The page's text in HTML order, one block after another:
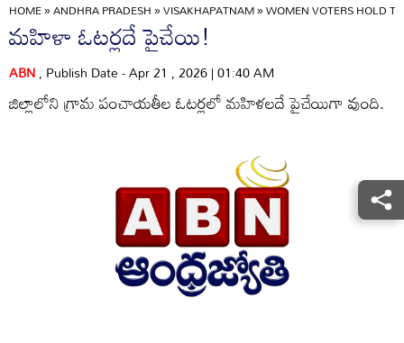
HOME»ANDHRA PRADESH»VISAKHAPATNAM»WOMEN VOTERS HOLD
మహిళా ఓటర్లదే పైచేయి!
ABN, Publish Date - Apr 21 , 2026 | 01:40 AM
జిల్లాలోని గ్రామ పంచాయతీల ఓటర్లలో మహిళలదే పైచేయిగా వుంది.